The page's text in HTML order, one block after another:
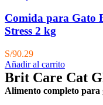
Comida para Gato
Stress 2 kg
S/90.29
Añadir al carrito
Brit Care Cat
Alimento completo para